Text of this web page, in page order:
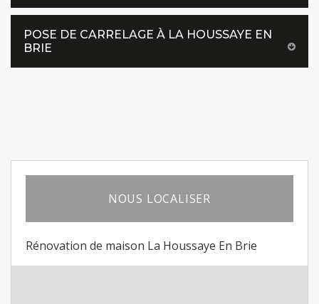
POSE DE CARRELAGE À LA HOUSSAYE EN
BRIE
NOUS LOCALISER
Rénovation de maison La Houssaye En Brie